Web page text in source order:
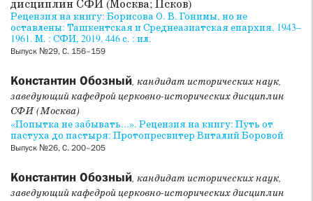
дисциплин СФИ (Москва; Псков)
Рецензия на книгу: Борисова О. В. Гонимы, но не
оставлены: Ташкентская и Среднеазиатская епархия, 1943–
1961. М. : СФИ, 2019. 446с. : ил.
Выпуск №29, С. 156–159
Константин Обозный, кандидат исторических наук,
заведующий кафедрой церковно-исторических дисциплин
СФИ (Москва)
«Попытка не забывать...». Рецензия на книгу: Путь от
пастуха до пастыря: Протопресвитер Виталий Боровой
Выпуск №26, С. 200–205
Константин Обозный, кандидат исторических наук,
заведующий кафедрой церковно-исторических дисциплин